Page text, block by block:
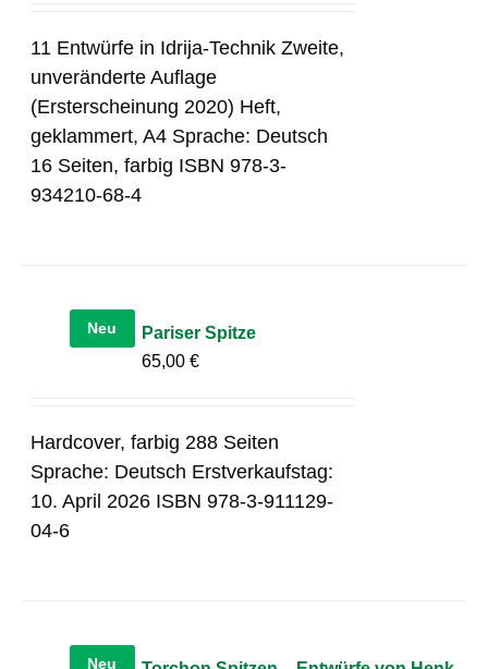
11 Entwürfe in Idrija-Technik Zweite,
unveränderte Auflage
(Ersterscheinung 2020) Heft,
geklammert, A4 Sprache: Deutsch
16 Seiten, farbig ISBN 978-3-
934210-68-4
Neu
Pariser Spitze
65,00€
Hardcover, farbig 288 Seiten
Sprache: Deutsch Erstverkaufstag:
10. April 2026 ISBN 978-3-911129-
04-6
Neu